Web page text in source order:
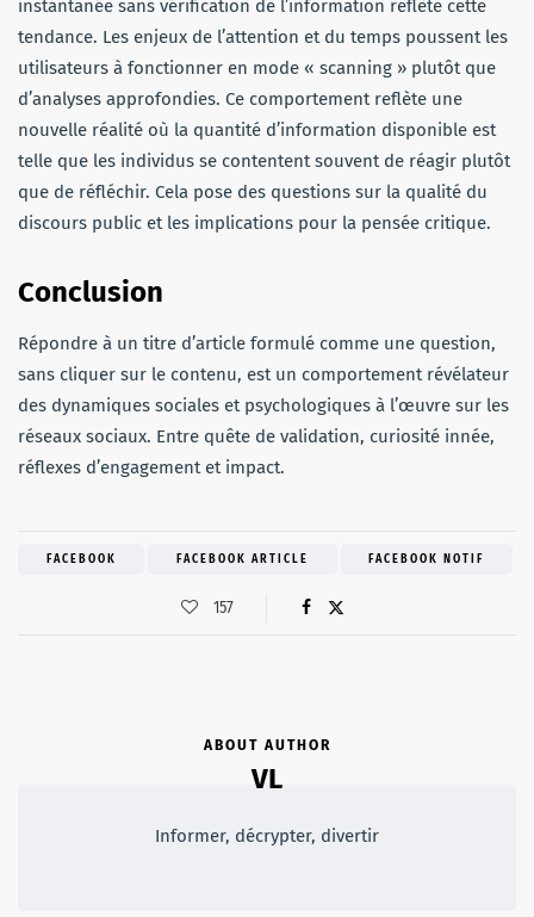
instantanée sans vérification de l’information reflète cette
tendance. Les enjeux de l’attention et du temps poussent les
utilisateurs à fonctionner en mode « scanning » plutôt que
d’analyses approfondies. Ce comportement reflète une
nouvelle réalité où la quantité d’information disponible est
telle que les individus se contentent souvent de réagir plutôt
que de réfléchir. Cela pose des questions sur la qualité du
discours public et les implications pour la pensée critique.
Conclusion
Répondre à un titre d’article formulé comme une question,
sans cliquer sur le contenu, est un comportement révélateur
des dynamiques sociales et psychologiques à l’œuvre sur les
réseaux sociaux. Entre quête de validation, curiosité innée,
réflexes d’engagement et impact.
FACEBOOK FACEBOOK ARTICLE FACEBOOK NOTIF
157
ABOUT AUTHOR
VL
Informer, décrypter, divertir